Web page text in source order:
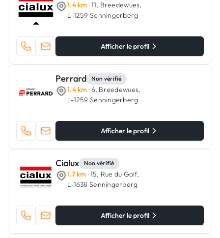
1.4 km · 11, Breedewues,
L-1259 Senningerberg
Afficher le profil
Perrard Non vérifié
1.4 km · 6, Breedewues,
L-1259 Senningerberg
Afficher le profil
Cialux Non vérifié
1.7 km · 15, Rue du Golf,
L-1638 Senningerberg
Afficher le profil